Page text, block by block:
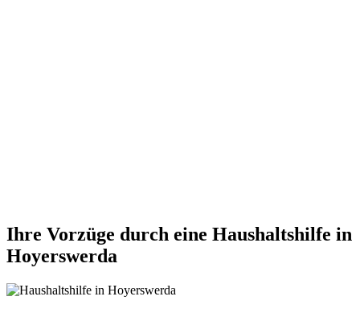
Ihre Vorzüge durch eine Haushaltshilfe in
Hoyerswerda